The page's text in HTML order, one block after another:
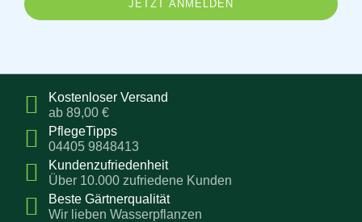
Addresse
Kostenloser Versand
ab 89,00 €
PflegeTipps
04405 9848413
Kundenzufriedenheit
Über 10.000 zufriedene Kunden
Beste Gärtnerqualität
Wir lieben Wasserpflanzen